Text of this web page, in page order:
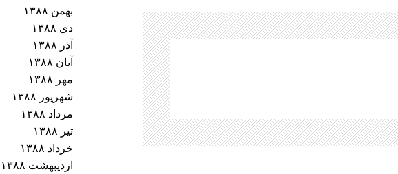
بهمن ۱۳۸۸
دی ۱۳۸۸
آذر ۱۳۸۸
آبان ۱۳۸۸
مهر ۱۳۸۸
شهریور ۱۳۸۸
مرداد ۱۳۸۸
تیر ۱۳۸۸
خرداد ۱۳۸۸
اردیبهشت ۱۳۸۸